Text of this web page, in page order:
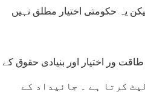
یہ حکومتی اختیار مطلق نہیں
ور اختیار اور بنیادی حقوق کے
آئین کا آرٹیکل 23اور 24اسے ریگولیٹ کرتا ہے ۔ جائیداد کے